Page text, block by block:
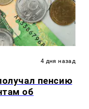
4 дня назад
пенсию
об